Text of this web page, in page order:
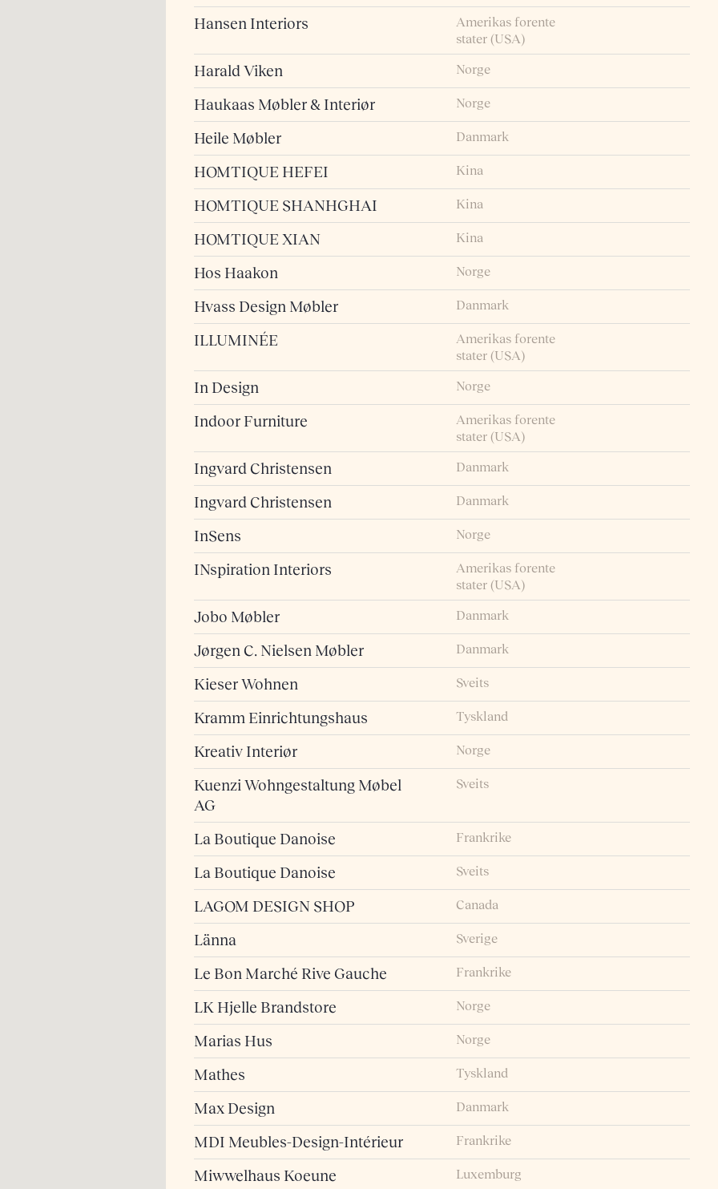
Hansen Interiors
Amerikas forente
stater (USA)
Harald Viken Norge
Haukaas Møbler & Interiør Norge
Heile Møbler Danmark
HOMTIQUE HEFEI Kina
HOMTIQUE SHANHGHAI Kina
HOMTIQUE XIAN Kina
Hos Haakon Norge
Hvass Design Møbler Danmark
ILLUMINÉE
Amerikas forente
stater (USA)
In Design Norge
Indoor Furniture
Amerikas forente
stater (USA)
Ingvard Christensen Danmark
Ingvard Christensen Danmark
InSens Norge
INspiration Interiors
Amerikas forente
stater (USA)
Jobo Møbler Danmark
Jørgen C. Nielsen Møbler Danmark
Kieser Wohnen Sveits
Kramm Einrichtungshaus Tyskland
Kreativ Interiør Norge
Kuenzi Wohngestaltung Møbel
AG
Sveits
La Boutique Danoise Frankrike
La Boutique Danoise Sveits
LAGOM DESIGN SHOP Canada
Länna Sverige
Le Bon Marché Rive Gauche Frankrike
LK Hjelle Brandstore Norge
Marias Hus Norge
Mathes Tyskland
Max Design Danmark
MDI Meubles-Design-Intérieur Frankrike
Miwwelhaus Koeune Luxemburg